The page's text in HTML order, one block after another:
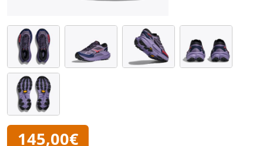
145,00€